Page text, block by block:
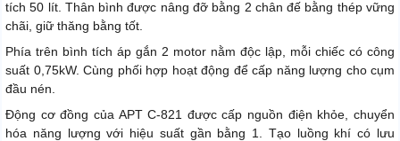
tích 50 lít. Thân bình được nâng đỡ bằng 2 chân đế bằng thép vững
chãi, giữ thăng bằng tốt.
Phía trên bình tích áp gắn 2 motor nằm độc lập, mỗi chiếc có công
suất 0,75kW. Cùng phối hợp hoạt động để cấp năng lượng cho cụm
đầu nén.
Động cơ đồng của APT C-821 được cấp nguồn điện khỏe, chuyển
hóa năng lượng với hiệu suất gần bằng 1. Tạo luồng khí có lưu